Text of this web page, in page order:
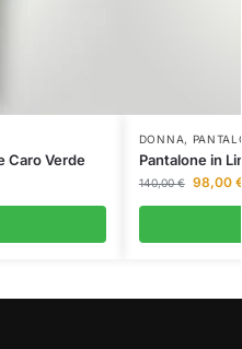
Caro Verde
DONNA,
Pantalone in
140,00€ 98,00